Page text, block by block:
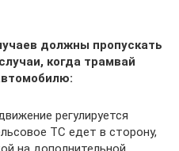
должны пропускать
когда трамвай
регулируется
ТС едет в сторону,